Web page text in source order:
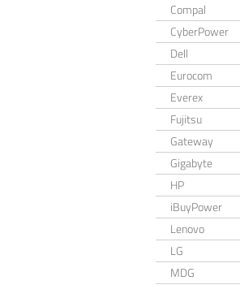
Compal
CyberPower
Dell
Eurocom
Everex
Fujitsu
Gateway
Gigabyte
HP
iBuyPower
Lenovo
LG
MDG